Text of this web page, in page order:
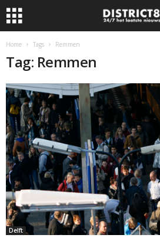
Home Tags Remmen
Tag: Remmen
Delft